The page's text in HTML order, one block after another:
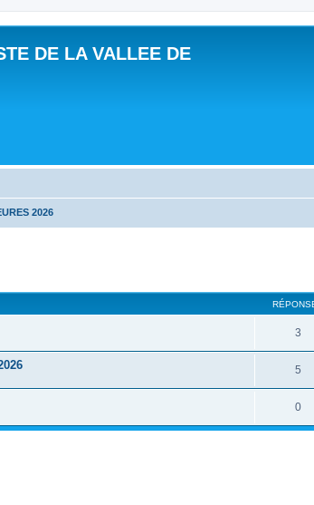
DE LA VALLEE DE
2026
3
5
0